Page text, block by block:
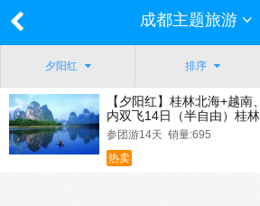
成都主题旅游
夕阳红 排序
【夕阳红】桂林北海+越
内双飞14日（半自由）桂
海、下龙湾河内双飞14日半
参团游14天 销量:695
热卖